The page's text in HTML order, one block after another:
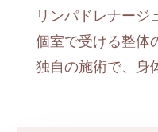
リンパドレナージ
個室で受ける整体
独自の施術で、身